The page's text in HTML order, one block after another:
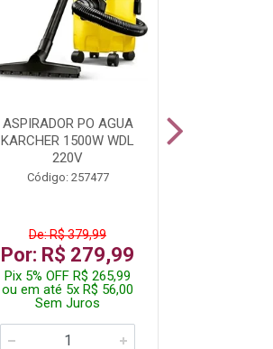
ASPIRADOR PO AGUA
KARCHER 1500W WDL
220V
Código: 257477
De: R$ 379,99
Por: R$ 279,99
Pix 5% OFF R$ 265,99
ou em até 5x R$ 56,00
Sem Juros